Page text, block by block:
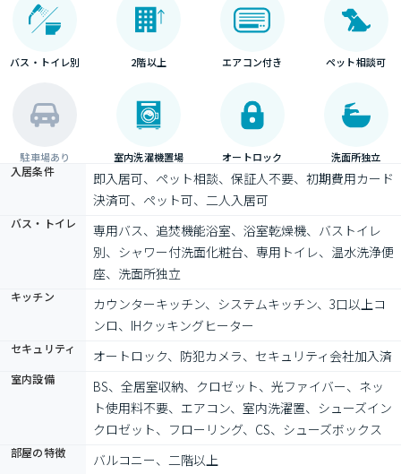
バス・トイレ別 2階以上 エアコン付き ペット相談可
駐車場あり 室内洗濯機置場 オートロック 洗面所独立
入居条件
即入居可、ペット相談、保証人不要、初期費用カード
決済可、ペット可、二人入居可
バス・トイレ
専用バス、追焚機能浴室、浴室乾燥機、バストイレ
別、シャワー付洗面化粧台、専用トイレ、温水洗浄便
座、洗面所独立
キッチン
カウンターキッチン、システムキッチン、3口以上コ
ンロ、IHクッキングヒーター
セキュリティ オートロック、防犯カメラ、セキュリティ会社加入済
室内設備
BS、全居室収納、クロゼット、光ファイバー、ネッ
ト使用料不要、エアコン、室内洗濯置、シューズイン
クロゼット、フローリング、CS、シューズボックス
部屋の特徴 バルコニー、二階以上